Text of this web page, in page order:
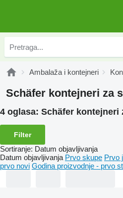
Ambalaža i kontejneri
Schäfer kontejneri za
4 oglasa: Schäfer kontejneri
Filter
Sortiranje: Datum objavljivanja
Datum objavljivanja Prvo skupe Prvo
prvo novi Godina proizvodnje - prvo